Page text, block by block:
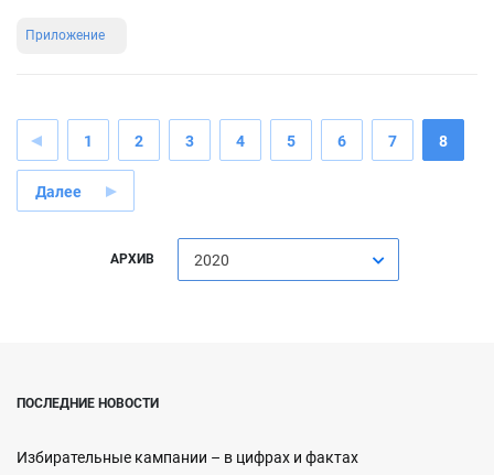
Приложение
1 2 3 4 5 6 7 8
Далее
АРХИВ 2020
ПОСЛЕДНИЕ НОВОСТИ
Избирательные кампании – в цифрах и фактах